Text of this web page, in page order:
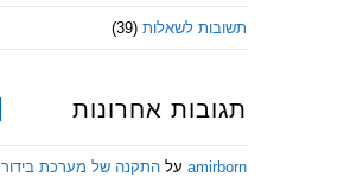
תשובות לשאלות (39)
תגובות אחרונות
amirborn על התקנה של מערכת בידור